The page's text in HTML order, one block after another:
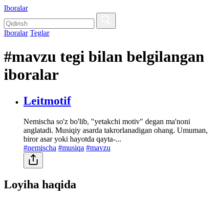
Iboralar
Iboralar Teglar
#mavzu tegi bilan belgilangan
iboralar
Leitmotif
Nemischa so'z bo'lib, "yetakchi motiv" degan ma'noni
anglatadi. Musiqiy asarda takrorlanadigan ohang. Umuman,
biror asar yoki hayotda qayta-...
#nemischa #musiqa #mavzu
Loyiha haqida